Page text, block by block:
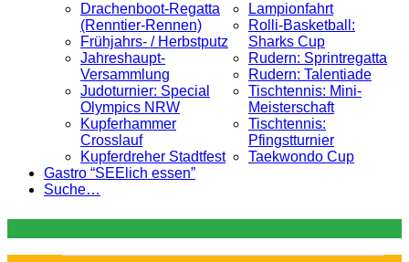
Drachenboot-Regatta
(Renntier-Rennen)
Frühjahrs- / Herbstputz
Jahreshaupt-
Versammlung
Judoturnier: Special
Olympics NRW
Kupferhammer
Crosslauf
Kupferdreher Stadtfest
Lampionfahrt
Rolli-Basketball:
Sharks Cup
Rudern: Sprintregatta
Rudern: Talentiade
Tischtennis: Mini-
Meisterschaft
Tischtennis:
Pfingstturnier
Taekwondo Cup
Gastro “SEElich essen”
Suche…